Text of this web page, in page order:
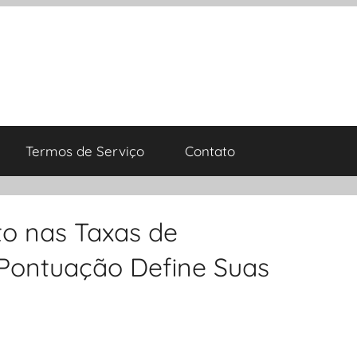
Termos de Serviço Contato
nas Taxas de
Define Suas